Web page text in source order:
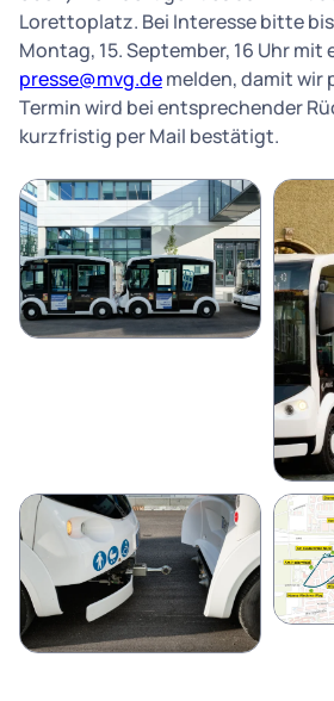
Lorettoplatz. Bei Interesse bitte
Montag, 15. September, 16 Uhr
presse@mvg.demelden, damit wir
Termin wird bei entsprechender
kurzfristig per Mail bestätigt.